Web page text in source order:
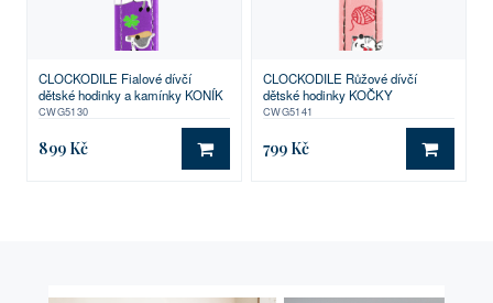
CLOCKODILE Fialové dívčí
dětské hodinky a kamínky KONÍK
CWG5130
899 Kč DO KOŠÍKU
CLOCKODILE Růžové dívčí
dětské hodinky KOČKY
CWG5141
799 Kč DO